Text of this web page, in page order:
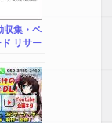
収集・ペ
リサー